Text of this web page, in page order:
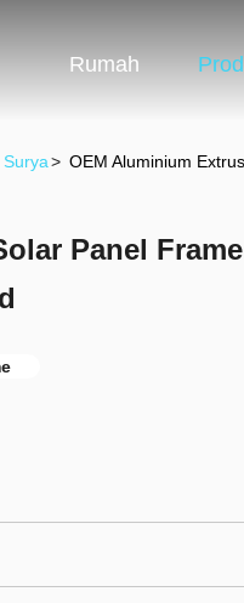
Rumah
> OEM Aluminium
Panel